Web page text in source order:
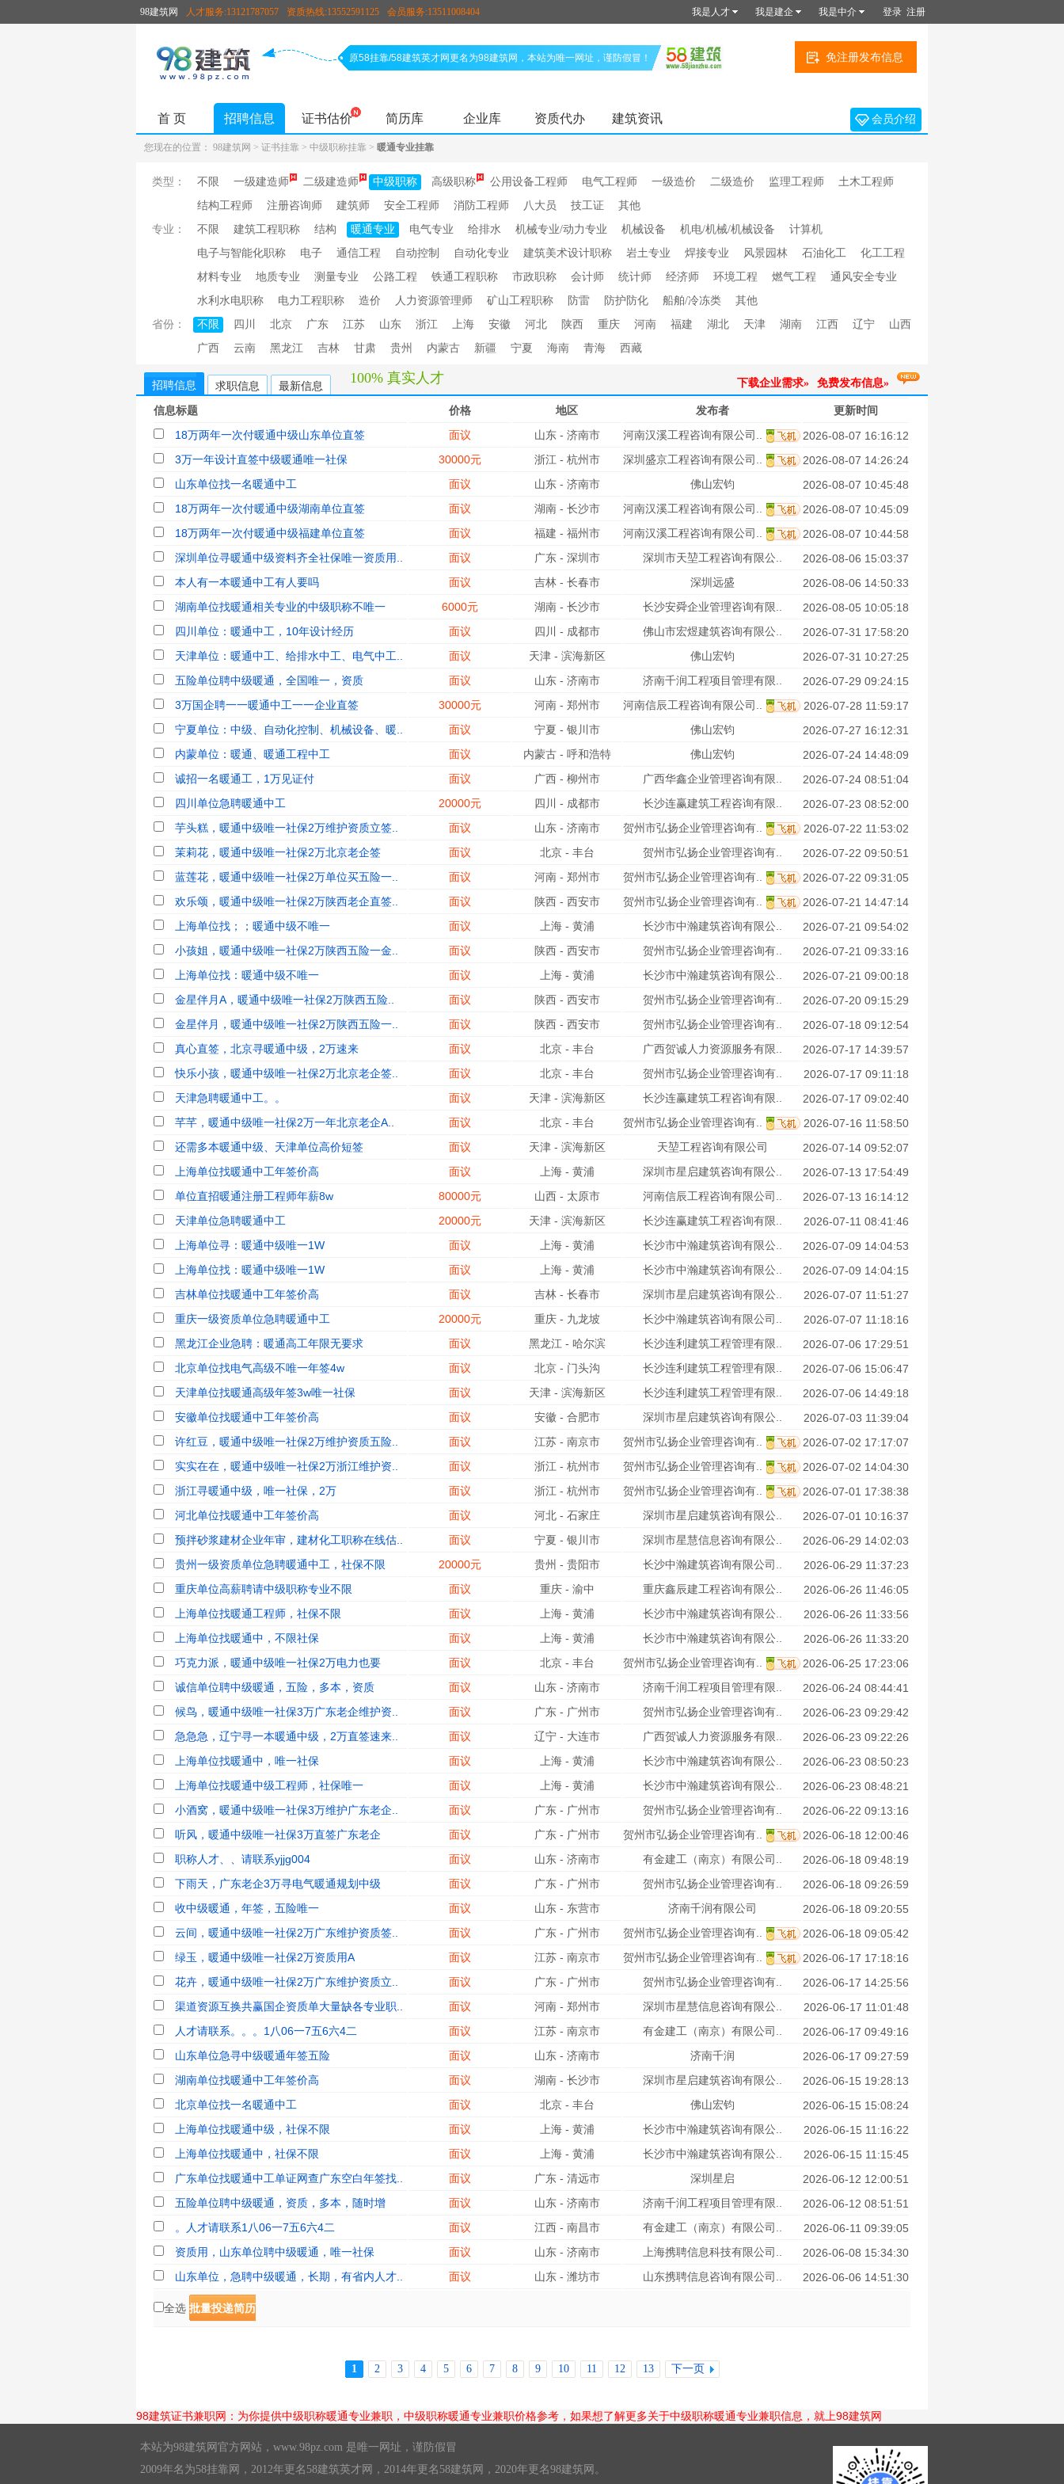
98建筑网 人才服务:13121787057 资质热线:13552591125 会员服务:13511008404 我是人才 我是建企 我是中介 登录 注册
原58挂靠/58建筑英才网更名为98建筑网，本站为唯一网址，谨防假冒！ 免注册发布信息
首 页 招聘信息 证书估价 简历库 企业库 资质代办 建筑资讯 会员介绍
您现在的位置： 98建筑网 > 证书挂靠 > 中级职称挂靠 > 暖通专业挂靠
类型： 不限 一级建造师 二级建造师 中级职称 高级职称 公用设备工程师 电气工程师 一级造价 二级造价 监理工程师
土木工程师
结构工程师
注册咨询师 建筑师 安全工程师 消防工程师 八大员 技工证
其他
专业：
不限 建筑工程职称 结构 暖通专业 电气专业 给排水 机械专业/动力专业 机械设备 机电/机械/机械设备
计算机
电子与智能化职称
电子 通信工程 自动控制 自动化专业 建筑美术设计职称 岩土专业 焊接专业 风景园林 石油化工
化工工程
材料专业
地质专业 测量专业 公路工程 铁通工程职称 市政职称 会计师 统计师 经济师 环境工程 燃气工程
通风安全专业
水利水电职称
电力工程职称 造价 人力资源管理师 矿山工程职称 防雷 防护防化 船舶/冷冻类
其他
省份：
不限 四川 北京 广东 江苏 山东 浙江 上海 安徽 河北 陕西 重庆 河南 福建 湖北 天津 湖南 江西 辽宁
山西
广西
云南 黑龙江 吉林 甘肃 贵州 内蒙古 新疆 宁夏 海南 青海 西藏
免费发布信息»
下载企业需求»
招聘信息 求职信息 最新信息 100% 真实人才
信息标题 价格 地区 发布者
更新时间
18万两年一次付暖通中级山东单位直签
面议 山东 - 济南市 河南汉溪工程咨询有限公司..
2026-08-07 16:16:12
3万一年设计直签中级暖通唯一社保
30000元 浙江 - 杭州市 深圳盛京工程咨询有限公司..
2026-08-07 14:26:24
山东单位找一名暖通中工
面议 山东 - 济南市 佛山宏钧
2026-08-07 10:45:48
18万两年一次付暖通中级湖南单位直签
面议 湖南 - 长沙市 河南汉溪工程咨询有限公司..
2026-08-07 10:45:09
18万两年一次付暖通中级福建单位直签
面议 福建 - 福州市 河南汉溪工程咨询有限公司..
2026-08-07 10:44:58
深圳单位寻暖通中级资料齐全社保唯一资质用..
面议 广东 - 深圳市 深圳市天堃工程咨询有限公..
2026-08-06 15:03:37
本人有一本暖通中工有人要吗
面议 吉林 - 长春市 深圳远盛
2026-08-06 14:50:33
湖南单位找暖通相关专业的中级职称不唯一
6000元 湖南 - 长沙市 长沙安舜企业管理咨询有限..
2026-08-05 10:05:18
四川单位：暖通中工，10年设计经历
面议 四川 - 成都市 佛山市宏煜建筑咨询有限公..
2026-07-31 17:58:20
天津单位：暖通中工、给排水中工、电气中工..
面议 天津 - 滨海新区 佛山宏钧
2026-07-31 10:27:25
五险单位聘中级暖通，全国唯一，资质
面议 山东 - 济南市 济南千润工程项目管理有限..
2026-07-29 09:24:15
3万国企聘一一暖通中工一一企业直签
30000元 河南 - 郑州市 河南信辰工程咨询有限公司..
2026-07-28 11:59:17
宁夏单位：中级、自动化控制、机械设备、暖..
面议 宁夏 - 银川市 佛山宏钧
2026-07-27 16:12:31
内蒙单位：暖通、暖通工程中工
面议 内蒙古 - 呼和浩特 佛山宏钧
2026-07-24 14:48:09
诚招一名暖通工，1万见证付
面议 广西 - 柳州市 广西华鑫企业管理咨询有限..
2026-07-24 08:51:04
四川单位急聘暖通中工
20000元 四川 - 成都市 长沙连赢建筑工程咨询有限..
2026-07-23 08:52:00
芋头糕，暖通中级唯一社保2万维护资质立签..
面议 山东 - 济南市 贺州市弘扬企业管理咨询有..
2026-07-22 11:53:02
茉莉花，暖通中级唯一社保2万北京老企签
面议 北京 - 丰台 贺州市弘扬企业管理咨询有..
2026-07-22 09:50:51
蓝莲花，暖通中级唯一社保2万单位买五险一..
面议 河南 - 郑州市 贺州市弘扬企业管理咨询有..
2026-07-22 09:31:05
欢乐颂，暖通中级唯一社保2万陕西老企直签..
面议 陕西 - 西安市 贺州市弘扬企业管理咨询有..
2026-07-21 14:47:14
上海单位找；；暖通中级不唯一
面议 上海 - 黄浦 长沙市中瀚建筑咨询有限公..
2026-07-21 09:54:02
小孩姐，暖通中级唯一社保2万陕西五险一金..
面议 陕西 - 西安市 贺州市弘扬企业管理咨询有..
2026-07-21 09:33:16
上海单位找：暖通中级不唯一
面议 上海 - 黄浦 长沙市中瀚建筑咨询有限公..
2026-07-21 09:00:18
金星伴月A，暖通中级唯一社保2万陕西五险..
面议 陕西 - 西安市 贺州市弘扬企业管理咨询有..
2026-07-20 09:15:29
金星伴月，暖通中级唯一社保2万陕西五险一..
面议 陕西 - 西安市 贺州市弘扬企业管理咨询有..
2026-07-18 09:12:54
真心直签，北京寻暖通中级，2万速来
面议 北京 - 丰台 广西贺诚人力资源服务有限..
2026-07-17 14:39:57
快乐小孩，暖通中级唯一社保2万北京老企签..
面议 北京 - 丰台 贺州市弘扬企业管理咨询有..
2026-07-17 09:11:18
天津急聘暖通中工。。
面议 天津 - 滨海新区 长沙连赢建筑工程咨询有限..
2026-07-17 09:02:40
芊芊，暖通中级唯一社保2万一年北京老企A..
面议 北京 - 丰台 贺州市弘扬企业管理咨询有..
2026-07-16 11:58:50
还需多本暖通中级、天津单位高价短签
面议 天津 - 滨海新区 天堃工程咨询有限公司
2026-07-14 09:52:07
上海单位找暖通中工年签价高
面议 上海 - 黄浦 深圳市星启建筑咨询有限公..
2026-07-13 17:54:49
单位直招暖通注册工程师年薪8w
80000元 山西 - 太原市 河南信辰工程咨询有限公司..
2026-07-13 16:14:12
天津单位急聘暖通中工
20000元 天津 - 滨海新区 长沙连赢建筑工程咨询有限..
2026-07-11 08:41:46
上海单位寻：暖通中级唯一1W
面议 上海 - 黄浦 长沙市中瀚建筑咨询有限公..
2026-07-09 14:04:53
上海单位找：暖通中级唯一1W
面议 上海 - 黄浦 长沙市中瀚建筑咨询有限公..
2026-07-09 14:04:15
吉林单位找暖通中工年签价高
面议 吉林 - 长春市 深圳市星启建筑咨询有限公..
2026-07-07 11:51:27
重庆一级资质单位急聘暖通中工
20000元 重庆 - 九龙坡 长沙中瀚建筑咨询有限公司..
2026-07-07 11:18:16
黑龙江企业急聘：暖通高工年限无要求
面议 黑龙江 - 哈尔滨 长沙连利建筑工程管理有限..
2026-07-06 17:29:51
北京单位找电气高级不唯一年签4w
面议 北京 - 门头沟 长沙连利建筑工程管理有限..
2026-07-06 15:06:47
天津单位找暖通高级年签3w唯一社保
面议 天津 - 滨海新区 长沙连利建筑工程管理有限..
2026-07-06 14:49:18
安徽单位找暖通中工年签价高
面议 安徽 - 合肥市 深圳市星启建筑咨询有限公..
2026-07-03 11:39:04
许红豆，暖通中级唯一社保2万维护资质五险..
面议 江苏 - 南京市 贺州市弘扬企业管理咨询有..
2026-07-02 17:17:07
实实在在，暖通中级唯一社保2万浙江维护资..
面议 浙江 - 杭州市 贺州市弘扬企业管理咨询有..
2026-07-02 14:04:30
浙江寻暖通中级，唯一社保，2万
面议 浙江 - 杭州市 贺州市弘扬企业管理咨询有..
2026-07-01 17:38:38
河北单位找暖通中工年签价高
面议 河北 - 石家庄 深圳市星启建筑咨询有限公..
2026-07-01 10:16:37
预拌砂浆建材企业年审，建材化工职称在线估..
面议 宁夏 - 银川市 深圳市星慧信息咨询有限公..
2026-06-29 14:02:03
贵州一级资质单位急聘暖通中工，社保不限
20000元 贵州 - 贵阳市 长沙中瀚建筑咨询有限公司..
2026-06-29 11:37:23
重庆单位高薪聘请中级职称专业不限
面议 重庆 - 渝中 重庆鑫辰建工程咨询有限公..
2026-06-26 11:46:05
上海单位找暖通工程师，社保不限
面议 上海 - 黄浦 长沙市中瀚建筑咨询有限公..
2026-06-26 11:33:56
上海单位找暖通中，不限社保
面议 上海 - 黄浦 长沙市中瀚建筑咨询有限公..
2026-06-26 11:33:20
巧克力派，暖通中级唯一社保2万电力也要
面议 北京 - 丰台 贺州市弘扬企业管理咨询有..
2026-06-25 17:23:06
诚信单位聘中级暖通，五险，多本，资质
面议 山东 - 济南市 济南千润工程项目管理有限..
2026-06-24 08:44:41
候鸟，暖通中级唯一社保3万广东老企维护资..
面议 广东 - 广州市 贺州市弘扬企业管理咨询有..
2026-06-23 09:29:42
急急急，辽宁寻一本暖通中级，2万直签速来..
面议 辽宁 - 大连市 广西贺诚人力资源服务有限..
2026-06-23 09:22:26
上海单位找暖通中，唯一社保
面议 上海 - 黄浦 长沙市中瀚建筑咨询有限公..
2026-06-23 08:50:23
上海单位找暖通中级工程师，社保唯一
面议 上海 - 黄浦 长沙市中瀚建筑咨询有限公..
2026-06-23 08:48:21
小酒窝，暖通中级唯一社保3万维护广东老企..
面议 广东 - 广州市 贺州市弘扬企业管理咨询有..
2026-06-22 09:13:16
听风，暖通中级唯一社保3万直签广东老企
面议 广东 - 广州市 贺州市弘扬企业管理咨询有..
2026-06-18 12:00:46
职称人才、、请联系yjjg004
面议 山东 - 济南市 有金建工（南京）有限公司..
2026-06-18 09:48:19
下雨天，广东老企3万寻电气暖通规划中级
面议 广东 - 广州市 贺州市弘扬企业管理咨询有..
2026-06-18 09:26:59
收中级暖通，年签，五险唯一
面议 山东 - 东营市 济南千润有限公司
2026-06-18 09:20:55
云间，暖通中级唯一社保2万广东维护资质签..
面议 广东 - 广州市 贺州市弘扬企业管理咨询有..
2026-06-18 09:05:42
绿玉，暖通中级唯一社保2万资质用A
面议 江苏 - 南京市 贺州市弘扬企业管理咨询有..
2026-06-17 17:18:16
花卉，暖通中级唯一社保2万广东维护资质立..
面议 广东 - 广州市 贺州市弘扬企业管理咨询有..
2026-06-17 14:25:56
渠道资源互换共赢国企资质单大量缺各专业职..
面议 河南 - 郑州市 深圳市星慧信息咨询有限公..
2026-06-17 11:01:48
人才请联系。。。1八06一7五6六4二
面议 江苏 - 南京市 有金建工（南京）有限公司..
2026-06-17 09:49:16
山东单位急寻中级暖通年签五险
面议 山东 - 济南市 济南千润
2026-06-17 09:27:59
湖南单位找暖通中工年签价高
面议 湖南 - 长沙市 深圳市星启建筑咨询有限公..
2026-06-15 19:28:13
北京单位找一名暖通中工
面议 北京 - 丰台 佛山宏钧
2026-06-15 15:08:24
上海单位找暖通中级，社保不限
面议 上海 - 黄浦 长沙市中瀚建筑咨询有限公..
2026-06-15 11:16:22
上海单位找暖通中，社保不限
面议 上海 - 黄浦 长沙市中瀚建筑咨询有限公..
2026-06-15 11:15:45
广东单位找暖通中工单证网查广东空白年签找..
面议 广东 - 清远市 深圳星启
2026-06-12 12:00:51
五险单位聘中级暖通，资质，多本，随时增
面议 山东 - 济南市 济南千润工程项目管理有限..
2026-06-12 08:51:51
。人才请联系1八06一7五6六4二
面议 江西 - 南昌市 有金建工（南京）有限公司..
2026-06-11 09:39:05
资质用，山东单位聘中级暖通，唯一社保
面议 山东 - 济南市 上海携聘信息科技有限公司..
2026-06-08 15:34:30
山东单位，急聘中级暖通，长期，有省内人才..
面议 山东 - 潍坊市 山东携聘信息咨询有限公司.. 2026-06-06 14:51:30
全选 批量投递简历
1 2 3 4 5 6 7 8 9 10 11 12 13 下一页
98建筑证书兼职网：为你提供中级职称暖通专业兼职，中级职称暖通专业兼职价格参考，如果想了解更多关于中级职称暖通专业兼职信息，就上98建筑网
本站为98建筑网官方网站， www.98pz.com 是唯一网址，谨防假冒
2009年名为58挂靠网，2012年更名58建筑英才网，2014年更名58建筑网，2020年更名98建筑网。